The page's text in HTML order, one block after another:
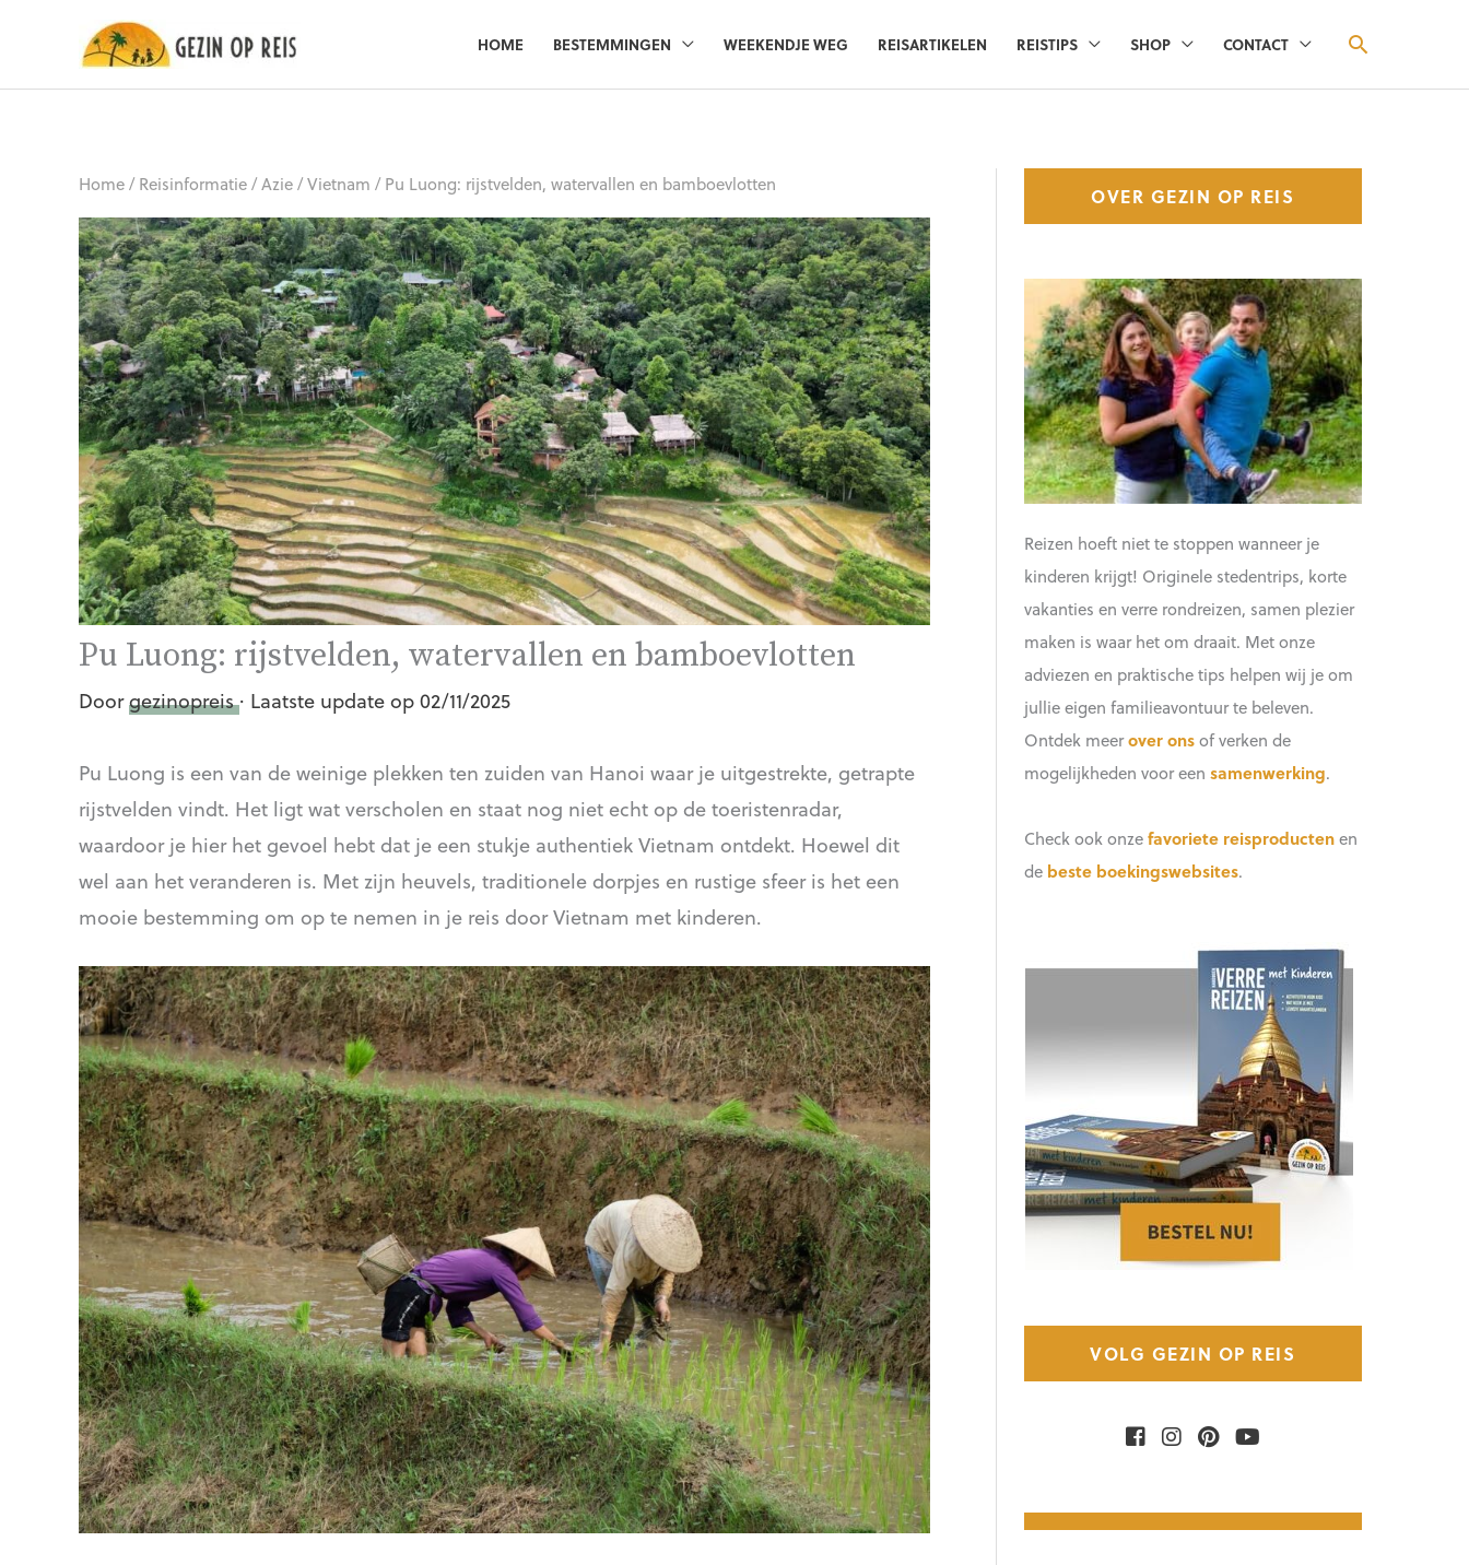
HOME BESTEMMINGEN WEEKENDJE WEG REISARTIKELEN REISTIPS SHOP CONTACT ZOEKEN
Home/ Reisinformatie/Azie/Vietnam / Pu Luong: rijstvelden, watervallen en bamboevlotten
Pu Luong: rijstvelden, watervallen en bamboevlotten
Doorgezinopreis· Laatste update op 02/11/2025
Pu Luong is een van de weinige plekken ten zuiden van Hanoi waar je uitgestrekte, getrapte
rijstvelden vindt. Het ligt wat verscholen en staat nog niet echt op de toeristenradar,
waardoor je hier het gevoel hebt dat je een stukje authentiek Vietnam ontdekt. Hoewel dit
wel aan het veranderen is. Met zijn heuvels, traditionele dorpjes en rustige sfeer is het een
mooie bestemming om op te nemen in je reis door Vietnam met kinderen.
OVER GEZIN OP REIS
Reizen hoeft niet te stoppen wanneer je
kinderen krijgt! Originele stedentrips, korte
vakanties en verre rondreizen, samen plezier
maken is waar het om draait. Met onze
adviezen en praktische tips helpen wij je om
jullie eigen familieavontuur te beleven.
Ontdek meerover onsof verken de
mogelijkheden voor een samenwerking.
Check ook onzefavoriete reisproductenen
de beste boekingswebsites.
VOLG GEZIN OP REIS